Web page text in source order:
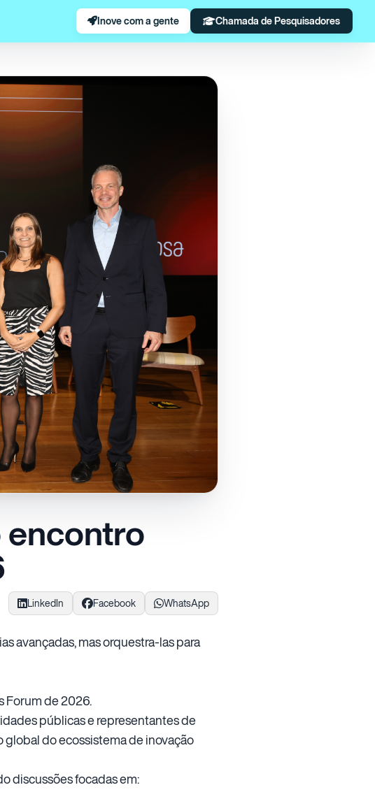
Inove com a gente Chamada de Pesquisadores
LinkedIn Facebook WhatsApp
avançadas, mas orquestra-las para
Forum de 2026.
públicas e representantes de
do ecossistema de inovação
discussões focadas em: